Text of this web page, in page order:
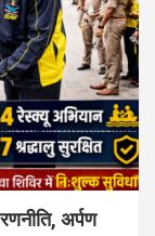
अर्पण